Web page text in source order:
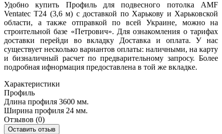
Удобно купить Профиль для подвесного потолка AMF
Ventatec T24 (3,6 м) с доставкой по Харькову и Харьковской
области, а также отправкой по всей Украине, можно на
строительной базе «Петрович». Для ознакомления о тарифах
доставки перейди во вкладку Доставка и оплата. У нас
существует несколько вариантов оплаты: наличными, на карту
и бизналичный расчет по предварительному запросу. Более
подробная ифнормация предоставлена в той же вкладке.
Характеристики
Профиль
Длина профиля 3600 мм.
Ширина профиля 24 мм.
Отзывов (0)
Оставить отзыв